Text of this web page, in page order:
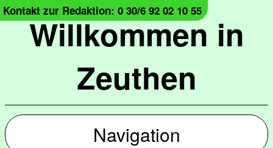
Willkommen in
Zeuthen
Kontakt zur Redaktion: 0 30/6 92 02 10 55
Navigation